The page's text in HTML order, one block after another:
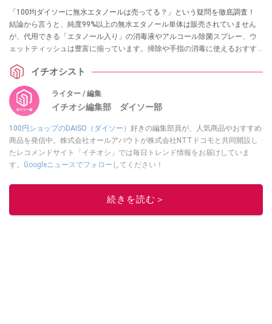
「100均ダイソーに無水エタノールは売ってる？」という疑問を徹底調査！
結論から言うと、純度99%以上の無水エタノール単体は販売されていません
が、代用できる「エタノール入り」の消毒液やアルコール除菌スプレー、ウ
ェットティッシュは豊富に揃っています。掃除や手指の消毒に使えるおすす
イチオシスト
ライター / 編集
イチオシ編集部 ダイソー部
100円ショップのDAISO（ダイソー） 好きの編集部員が、人気商品やおすすめ
商品を発信中。株式会社オールアバウトが株式会社NTTドコモと共同開設し
たレコメンドサイト「イチオシ」では毎日トレンド情報をお届けしていま
す。 Googleニュースでフォロー してください！
このイチオシストの他の記事を読む
続きを読む＞